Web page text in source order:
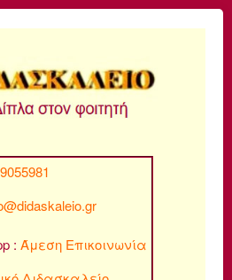
daskaleio.gr
: Άμεση Επικοινωνία